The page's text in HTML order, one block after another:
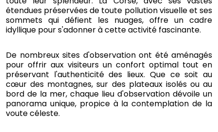
étendues préservées de toute pollution visuelle et ses
sommets qui défient les nuages, offre un cadre
idyllique pour s'adonner à cette activité fascinante.
De nombreux sites d'observation ont été aménagés
pour offrir aux visiteurs un confort optimal tout en
préservant l'authenticité des lieux. Que ce soit au
cœur des montagnes, sur des plateaux isolés ou au
bord de la mer, chaque lieu d'observation dévoile un
panorama unique, propice à la contemplation de la
voute céleste.